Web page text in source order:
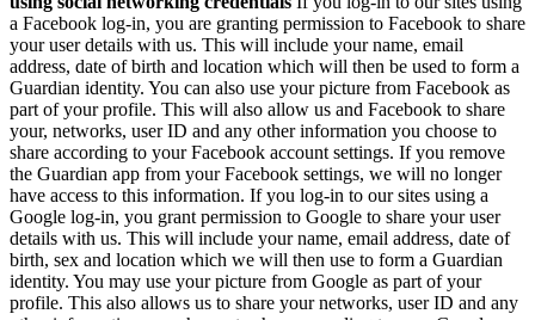
a Facebook log-in, you are granting permission to Facebook to share
your user details with us. This will include your name, email
address, date of birth and location which will then be used to form a
Guardian identity. You can also use your picture from Facebook as
part of your profile. This will also allow us and Facebook to share
your, networks, user ID and any other information you choose to
share according to your Facebook account settings. If you remove
the Guardian app from your Facebook settings, we will no longer
have access to this information. If you log-in to our sites using a
Google log-in, you grant permission to Google to share your user
details with us. This will include your name, email address, date of
birth, sex and location which we will then use to form a Guardian
identity. You may use your picture from Google as part of your
profile. This also allows us to share your networks, user ID and any